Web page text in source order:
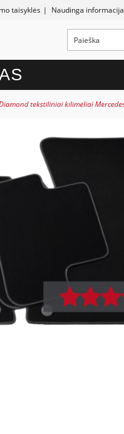
taisyklės | Naudinga
tekstiliniai kilimėliai